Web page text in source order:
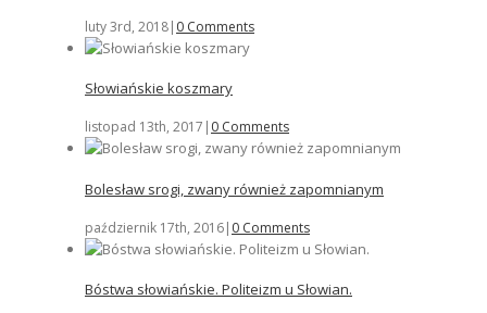
luty 3rd, 2018| 0 Comments
Słowiańskie koszmary
listopad 13th, 2017 | 0 Comments
Bolesław srogi, zwany również zapomnianym
październik 17th, 2016| 0 Comments
Bóstwa słowiańskie. Politeizm u Słowian.